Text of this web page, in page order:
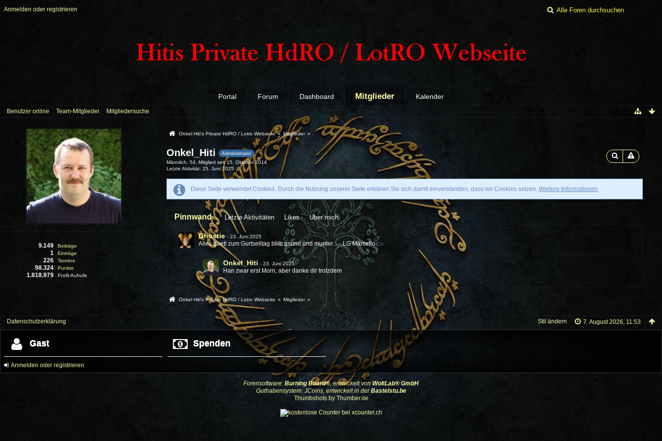
Anmelden oder registrieren
Portal Forum Dashboard Mitglieder Kalender
Benutzer online Team-Mitglieder Mitgliedersuche
Beiträge
9.149
Einträge
1
Termine
226
Punkte
98.324
Profil-Aufrufe
1.818.979
Onkel Hiti's Private HdRO / Lotro Webseite » Mitglieder »
Onkel_Hiti
Administrator
Männlich
54 Mitglied seit 15. Oktober 2014
Letzte Aktivität 25. Juni 2025
Diese Seite verwendet Cookies. Durch die Nutzung unserer Seite erklären Sie sich damit einverstanden, dass wir Cookies setzen. Weitere Informationen
Pinnwand Letzte Aktivitäten Likes Über mich
Ghostie - 23. Juni 2025
Alles gueti zum Gurtselitag bliib gsund und munter...... LG Marcello
Onkel_Hiti - 23. Juni 2025
Han zwar erst Morn, aber danke dir trotzdem
Onkel Hiti's Private HdRO / Lotro Webseite » Mitglieder »
Datenschutzerklärung 7. August 2026, 11:53
Stil ändern
Gast
Anmelden oder registrieren
Spenden
Forensoftware: Burning Board®, entwickelt von WoltLab® GmbH
Guthabensystem: JCoins, entwickelt in derBastelstu.be
Thumbshots by Thumber.de